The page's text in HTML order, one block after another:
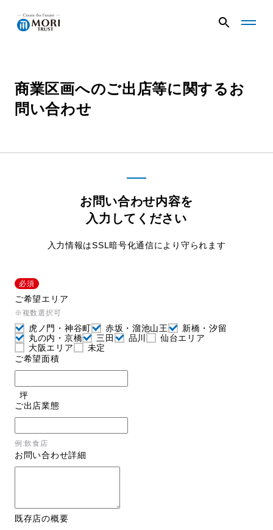
G
l
ニ
G
l
ニ
企業情報
プロジェクト
採用情報
日本語
商業区画へのご出店等に関するお
問い合わせ
お問い合わせ内容を
入力してください
入力情報はSSL暗号化通信により守られます
必須
ご希望エリア
※複数選択可
虎ノ門・神谷町 赤坂・溜池山王
新橋・汐留
丸の内・京橋
三田 品川
仙台エリア
大阪エリア
未定
ご希望面積
坪
ご出店業態
例:飲食店
お問い合わせ詳細
既存店の概要